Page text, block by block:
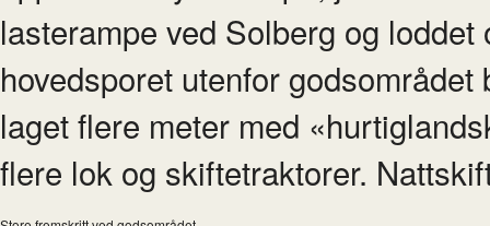
lasterampe ved Solberg og
hovedsporet utenfor
laget flere meter med
flere lok og skiftetraktorer.